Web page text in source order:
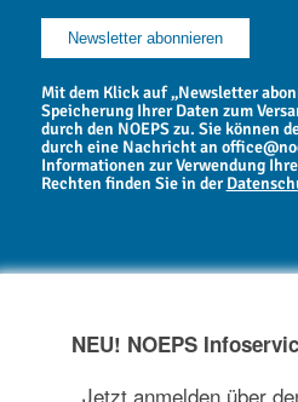
Mit dem Klick auf „Newsletter
Speicherung Ihrer Daten zum
durch den NOEPS zu. Sie können
durch eine Nachricht an
Informationen zur Verwendung
Rechten finden Sie in der
NEWSARCHIV
NEU! NOEPS
Jetzt anmelden über